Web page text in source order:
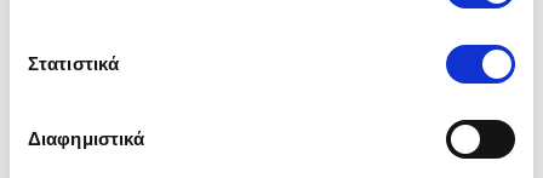
Στατιστικά
Διαφημιστικά
Το επιτόκιο θα παραμείνει σταθερό για όλη τη διάρκεια του δανείου σου.